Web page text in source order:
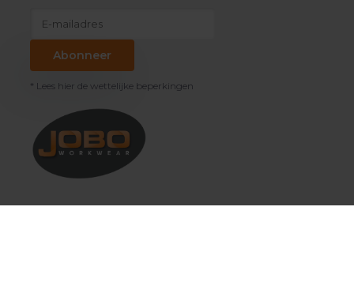
Abonneer
* Lees hier de wettelijke beperkingen